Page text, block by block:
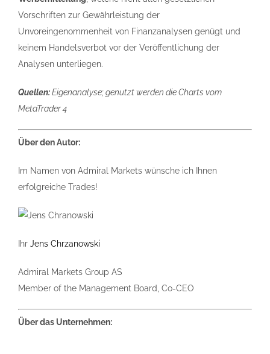
Vorschriften zur Gewährleistung der
Unvoreingenommenheit von Finanzanalysen genügt und
keinem Handelsverbot vor der Veröffentlichung der
Analysen unterliegen.
Quellen:Eigenanalyse; genutzt werden die Charts vom
MetaTrader 4
Über den Autor:
Im Namen von Admiral Markets wünsche ich Ihnen
erfolgreiche Trades!
Ihr Jens Chrzanowski
Admiral Markets Group AS
Member of the Management Board, Co-CEO
Über das Unternehmen: